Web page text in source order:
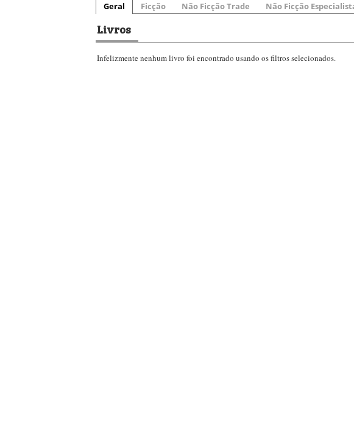
Geral Ficção Não Ficção Trade Não Ficção
Livros
Infelizmente nenhum livro foi encontrado usando os filtros selecionados.